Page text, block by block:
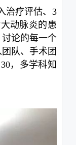
治疗评估、3
动脉炎的患
论的每一个
队、手术团
，多学科知